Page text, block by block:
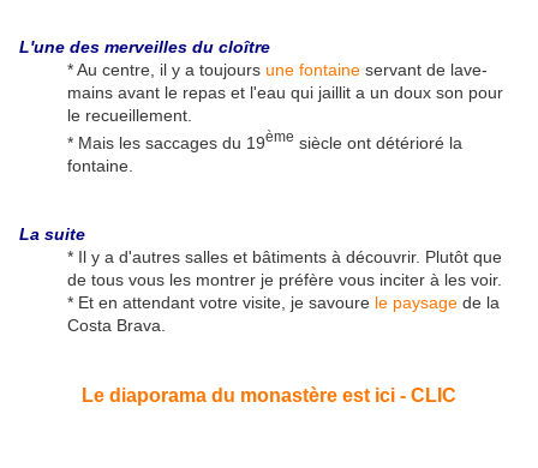
L'une des merveilles du cloître
* Au centre, il y a toujours une fontaine servant de lave-
mains avant le repas et l'eau qui jaillit a un doux son pour
le recueillement.
* Mais les saccages du 19ème siècle ont détérioré la
fontaine.
La suite
* Il y a d'autres salles et bâtiments à découvrir. Plutôt que
de tous vous les montrer je préfère vous inciter à les voir.
* Et en attendant votre visite, je savoure le paysage de la
Costa Brava.
Le diaporama du monastère est ici - CLIC